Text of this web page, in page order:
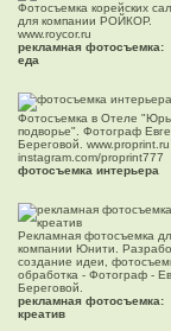
Фотосъемка корейских
для компании РОЙКОР.
www.roycor.ru
рекламная фотосъемка:
еда
Фотосъемка в Отеле
подворье". Фотограф
Береговой. www.proprint.ru
instagram.com/proprint777
фотосъемка интерьера
Рекламная фотосъемка
компании Юнити.
создание идеи,
обработка - Фотограф -
Береговой.
рекламная фотосъемка:
креатив